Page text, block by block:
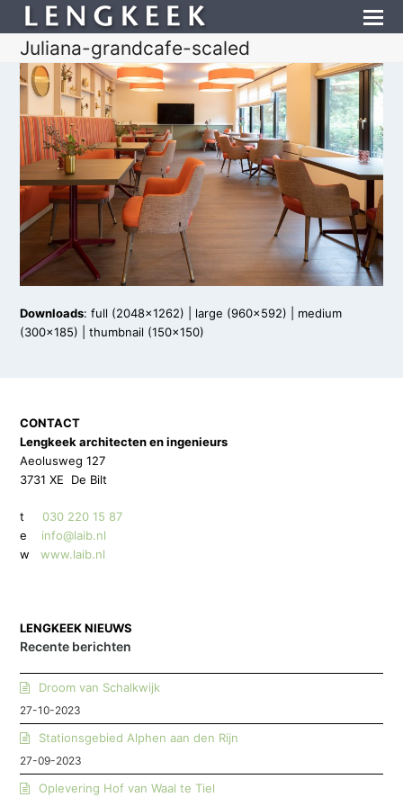
Juliana-grandcafe-scaled
Downloads:full (2048x1262) large (960x592)
medium
(300x185) |thumbnail (150x150)
CONTACT
Lengkeek architecten en ingenieurs
Aeolusweg 127
3731 XE De Bilt
t030 220 15 87
e info@laib.nl
w
www.laib.nl
LENGKEEK NIEUWS
Recente berichten
Droom van Schalkwijk
27-10-2023
Stationsgebied Alphen aan den Rijn
27-09-2023
Oplevering Hof van Waal te Tiel